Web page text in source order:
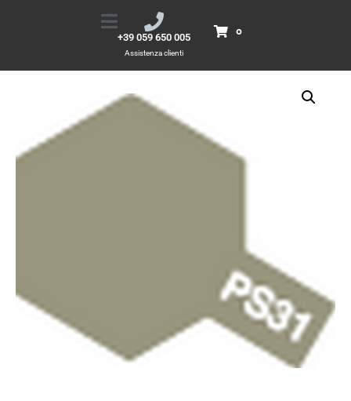
+39 059 650 005
Assistenza clienti
0
Prodotti PS31 Smoke